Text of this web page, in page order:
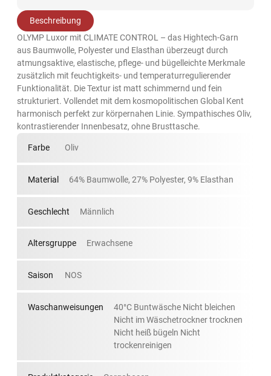
Beschreibung
OLYMP Luxor mit CLIMATE CONTROL – das Hightech-Garn
aus Baumwolle, Polyester und Elasthan überzeugt durch
atmungsaktive, elastische, pflege- und bügelleichte Merkmale
zusätzlich mit feuchtigkeits- und temperaturregulierender
Funktionalität. Die Textur ist matt schimmernd und fein
strukturiert. Vollendet mit dem kosmopolitischen Global Kent
harmonisch perfekt zur körpernahen Linie. Sympathisches Oliv,
kontrastierender Innenbesatz, ohne Brusttasche.
Farbe Oliv
Material 64% Baumwolle, 27% Polyester, 9% Elasthan
Geschlecht Männlich
Altersgruppe Erwachsene
Saison NOS
Waschanweisungen
40°C Buntwäsche Nicht bleichen
Nicht im Wäschetrockner trocknen
Nicht heiß bügeln Nicht
trockenreinigen